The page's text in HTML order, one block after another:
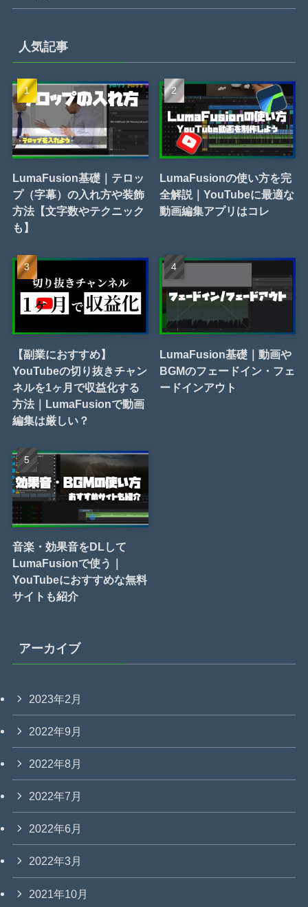
人気記事
LumaFusion基礎｜テロッ
プ（字幕）の入れ方や装飾
方法【文字数やテクニック
も】
LumaFusionの使い方を完
全解説｜YouTubeに最適な
動画編集アプリはコレ
【副業におすすめ】
YouTubeの切り抜きチャン
ネルを1ヶ月で収益化する
方法｜LumaFusionで動画
編集は厳しい？
LumaFusion基礎｜動画や
BGMのフェードイン・フェ
ードインアウト
音楽・効果音をDLして
LumaFusionで使う｜
YouTubeにおすすめな無料
サイトも紹介
アーカイブ
2023年2月
2022年9月
2022年8月
2022年7月
2022年6月
2022年3月
2021年10月